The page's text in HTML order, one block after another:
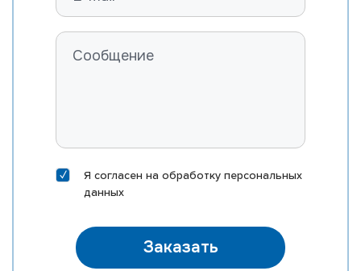
FARNEAR B-BOB MASTER-ET
RI-VAL-RE MOD MCCORD-P-ET
MR SILVER NAUTICAL-ET
MR NOBLE NEPOLEAN
Я согласен на обработку персональных
данных
Заказать